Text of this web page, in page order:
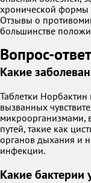
хронической
Отзывы о
большинстве
Вопрос-ответ
Какие
Таблетки
вызванных
путей, такие как
органов дыхания и
инфекции.
Какие бактерии